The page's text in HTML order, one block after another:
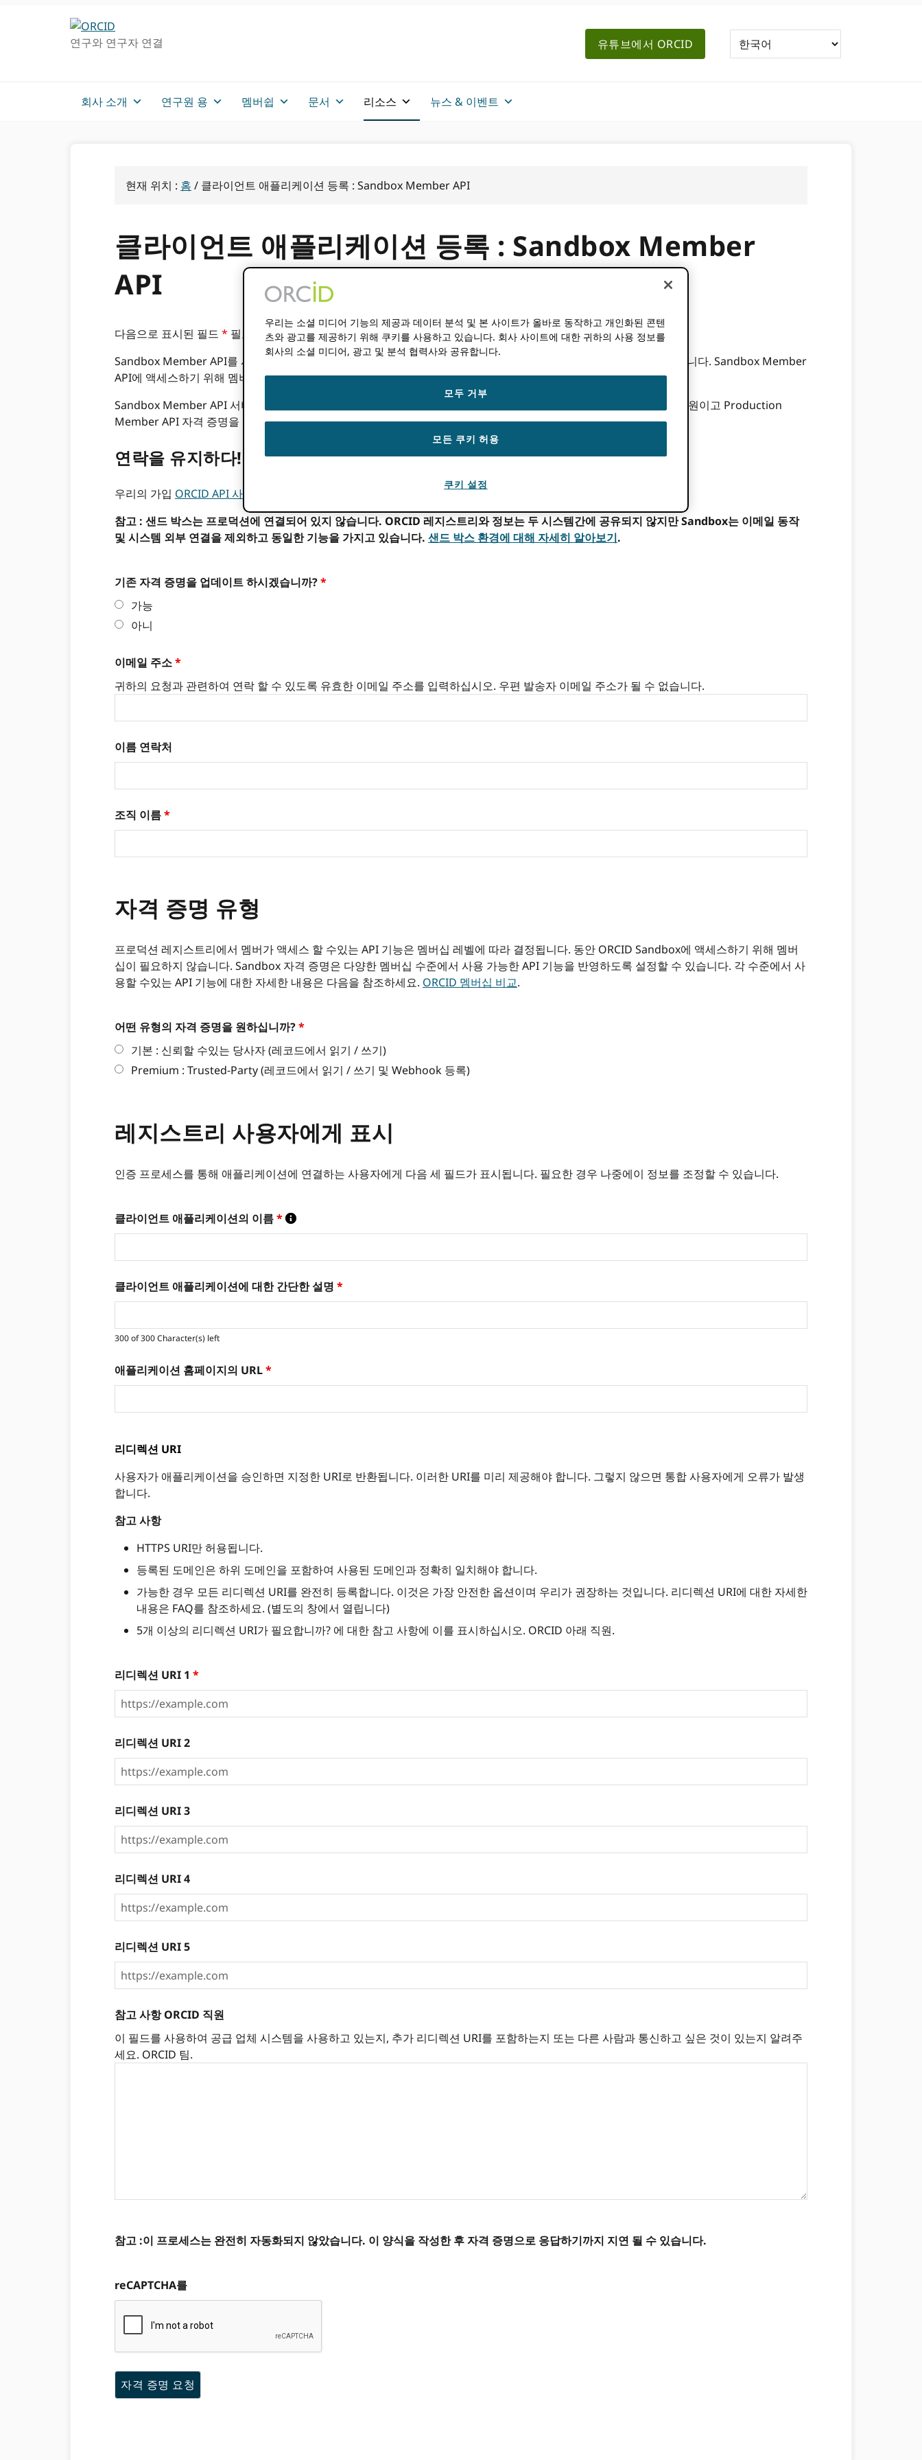
연구와 연구자 연결 유튜브에서 ORCID
회사 소개 연구원 용 멤버쉽 문서 리소스 뉴스 & 이벤트
현재 위치 : 홈 / 클라이언트 애플리케이션 등록 : Sandbox Member API
클라이언트 애플리케이션 등록 : Sandbox Member
API
다음으로 표시된 필드 * 필요
Sandbox Member API를 사용하면 조직이 프로덕션 레코드에 영향을주지 않고 Member API 기능을 테스트 할 수 있습니다. Sandbox Member
API에 액세스하기 위해 멤버십이 필요하지 않습니다.
Sandbox Member API 서비스에 액세스하려면 클라이언트 애플리케이션 및 조직에 대한 다음 정보를 입력하십시오. 회원이고 Production
Member API 자격 증명을 요청해야하는 경우Production Member API 신청서.
연락을 유지하다!
우리의 가입 ORCID API 사용자
그룹에 대한 최신 업데이트를 ORCID API.
참고 : 샌드 박스는 프로덕션에 연결되어 있지 않습니다. ORCID 레지스트리와 정보는 두 시스템간에 공유되지 않지만 Sandbox는 이메일 동작
및 시스템 외부 연결을 제외하고 동일한 기능을 가지고 있습니다. 샌드 박스 환경에 대해 자세히 알아보기.
기존 자격 증명을 업데이트 하시겠습니까?*
가능
아니
이메일 주소*
귀하의 요청과 관련하여 연락 할 수 있도록 유효한 이메일 주소를 입력하십시오. 우편 발송자 이메일 주소가 될 수 없습니다.
이름 연락처
조직 이름*
자격 증명 유형
프로덕션 레지스트리에서 멤버가 액세스 할 수있는 API 기능은 멤버십 레벨에 따라 결정됩니다. 동안 ORCID Sandbox에 액세스하기 위해 멤버
십이 필요하지 않습니다. Sandbox 자격 증명은 다양한 멤버십 수준에서 사용 가능한 API 기능을 반영하도록 설정할 수 있습니다. 각 수준에서 사
용할 수있는 API 기능에 대한 자세한 내용은 다음을 참조하세요. ORCID 멤버십 비교.
어떤 유형의 자격 증명을 원하십니까?*
기본 : 신뢰할 수있는 당사자 (레코드에서 읽기 / 쓰기)
Premium : Trusted-Party (레코드에서 읽기 / 쓰기 및 Webhook 등록)
레지스트리 사용자에게 표시
인증 프로세스를 통해 애플리케이션에 연결하는 사용자에게 다음 세 필드가 표시됩니다. 필요한 경우 나중에이 정보를 조정할 수 있습니다.
클라이언트 애플리케이션의 이름*
클라이언트 애플리케이션에 대한 간단한 설명 *
300 of 300 Character(s) left
애플리케이션 홈페이지의 URL*
리디렉션 URI
사용자가 애플리케이션을 승인하면 지정한 URI로 반환됩니다. 이러한 URI를 미리 제공해야 합니다. 그렇지 않으면 통합 사용자에게 오류가 발생
합니다.
참고 사항
HTTPS URI만 허용됩니다.
등록된 도메인은 하위 도메인을 포함하여 사용된 도메인과 정확히 일치해야 합니다.
가능한 경우 모든 리디렉션 URI를 완전히 등록합니다. 이것은 가장 안전한 옵션이며 우리가 권장하는 것입니다. 리디렉션 URI에 대한 자세한
내용은 FAQ를 참조하세요. (별도의 창에서 열립니다)
5개 이상의 리디렉션 URI가 필요합니까? 에 대한 참고 사항에 이를 표시하십시오. ORCID 아래 직원.
리디렉션 URI 1 *
리디렉션 URI 2
리디렉션 URI 3
리디렉션 URI 4
리디렉션 URI 5
참고 사항 ORCID 직원
이 필드를 사용하여 공급 업체 시스템을 사용하고 있는지, 추가 리디렉션 URI를 포함하는지 또는 다른 사람과 통신하고 싶은 것이 있는지 알려주
세요. ORCID 팀.
참고 :이 프로세스는 완전히 자동화되지 않았습니다. 이 양식을 작성한 후 자격 증명으로 응답하기까지 지연 될 수 있습니다.
reCAPTCHA를
우리는 소셜 미디어 기능의 제공과 데이터 분석 및 본 사이트가 올바로 동작하고 개인화된 콘텐
츠와 광고를 제공하기 위해 쿠키를 사용하고 있습니다. 회사 사이트에 대한 귀하의 사용 정보를
회사의 소셜 미디어, 광고 및 분석 협력사와 공유합니다.
모두 거부
모든 쿠키 허용
쿠키 설정